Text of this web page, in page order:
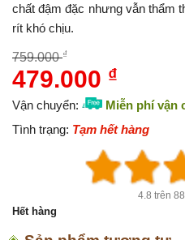
chất đậm đặc nhưng vẫn thẩm
rít khó chịu.
759.000₫
Giá
là:
759.000 ₫.
479.000 ₫
hiện
là:
479.000 ₫.
Vận chuyển:
Miễn phí vận
Tình trạng: Tạm hết hàng
4.8 trên
Hết hàng